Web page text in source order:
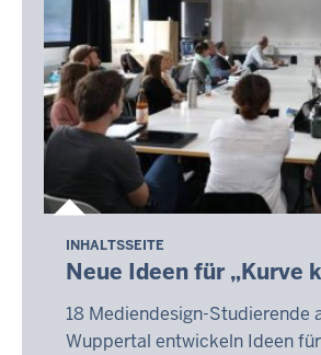
INHALTSSEITE
Neue Ideen für „Kurve
18 Mediendesign-Studierende
Wuppertal entwickeln Ideen